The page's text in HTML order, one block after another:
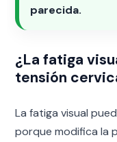
parecida.
¿La fatiga
tensión
La fatiga visual
porque modifica la